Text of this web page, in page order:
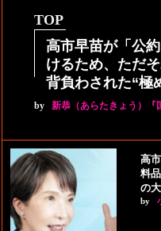
TOP
高市早苗が「公
けるため、ただ
背負わされた“極
by 新恭（あらたきょう）
高
料
の
by